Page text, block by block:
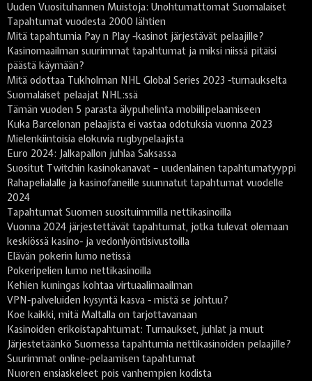
Uuden Vuosituhannen Muistoja: Unohtumattomat Suomalaiset
Tapahtumat vuodesta 2000 lähtien
Mitä tapahtumia Pay n Play -kasinot järjestävät pelaajille?
Kasinomaailman suurimmat tapahtumat ja miksi niissä pitäisi
päästä käymään?
Mitä odottaa Tukholman NHL Global Series 2023 -turnaukselta
Suomalaiset pelaajat NHL:ssä
Tämän vuoden 5 parasta älypuhelinta mobiilipelaamiseen
Kuka Barcelonan pelaajista ei vastaa odotuksia vuonna 2023
Mielenkiintoisia elokuvia rugbypelaajista
Euro 2024: Jalkapallon juhlaa Saksassa
Suositut Twitchin kasinokanavat – uudenlainen tapahtumatyyppi
Rahapelialalle ja kasinofaneille suunnatut tapahtumat vuodelle
2024
Tapahtumat Suomen suosituimmilla nettikasinoilla
Vuonna 2024 järjestettävät tapahtumat, jotka tulevat olemaan
keskiössä kasino- ja vedonlyöntisivustoilla
Elävän pokerin lumo netissä
Pokeripelien lumo nettikasinoilla
Kehien kuningas kohtaa virtuaalimaailman
VPN-palveluiden kysyntä kasva - mistä se johtuu?
Koe kaikki, mitä Maltalla on tarjottavanaan
Kasinoiden erikoistapahtumat: Turnaukset, juhlat ja muut
Järjestetäänkö Suomessa tapahtumia nettikasinoiden pelaajille?
Suurimmat online-pelaamisen tapahtumat
Nuoren ensiaskeleet pois vanhempien kodista